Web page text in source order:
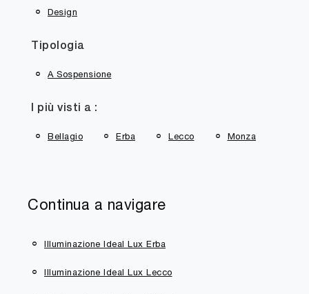
Design
Tipologia
A Sospensione
I più visti a :
Bellagio Erba Lecco Monza
Continua a navigare
Illuminazione Ideal Lux Erba
Illuminazione Ideal Lux Lecco